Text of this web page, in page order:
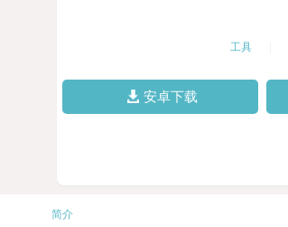
工具
安卓下载
简介